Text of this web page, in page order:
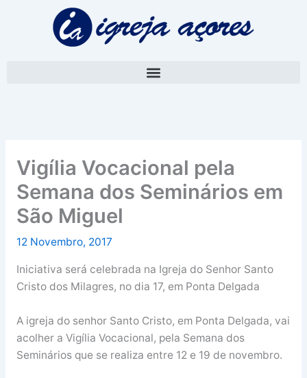
Vigília Vocacional pela
Semana dos Seminários em
São Miguel
12 Novembro, 2017
Iniciativa será celebrada na Igreja do Senhor Santo
Cristo dos Milagres, no dia 17, em Ponta Delgada
A igreja do senhor Santo Cristo, em Ponta Delgada, vai
acolher a Vigília Vocacional, pela Semana dos
Seminários que se realiza entre 12 e 19 de novembro.